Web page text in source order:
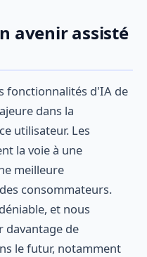
avenir assisté
fonctionnalités d'IA de
dans la
utilisateur. Les
la voie à une
meilleure
consommateurs.
et nous
davantage de
le futur, notamment